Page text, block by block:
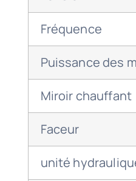
Fréquence
Puissance des
Miroir chauffant
Faceur
unité